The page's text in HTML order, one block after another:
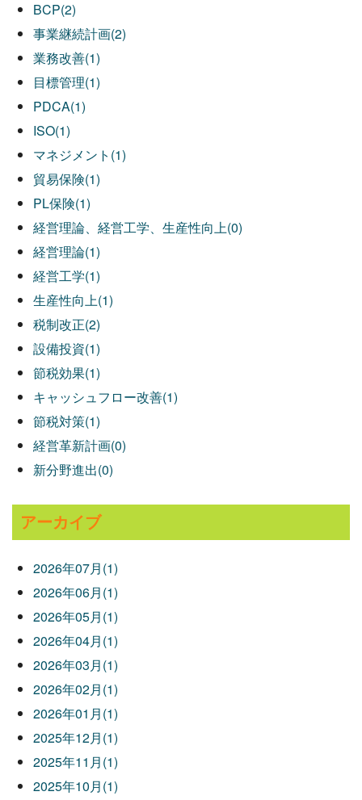
BCP(2)
事業継続計画(2)
業務改善(1)
目標管理(1)
PDCA(1)
ISO(1)
マネジメント(1)
貿易保険(1)
PL保険(1)
経営理論、経営工学、生産性向上(0)
経営理論(1)
経営工学(1)
生産性向上(1)
税制改正(2)
設備投資(1)
節税効果(1)
キャッシュフロー改善(1)
節税対策(1)
経営革新計画(0)
新分野進出(0)
アーカイブ
2026年07月(1)
2026年06月(1)
2026年05月(1)
2026年04月(1)
2026年03月(1)
2026年02月(1)
2026年01月(1)
2025年12月(1)
2025年11月(1)
2025年10月(1)